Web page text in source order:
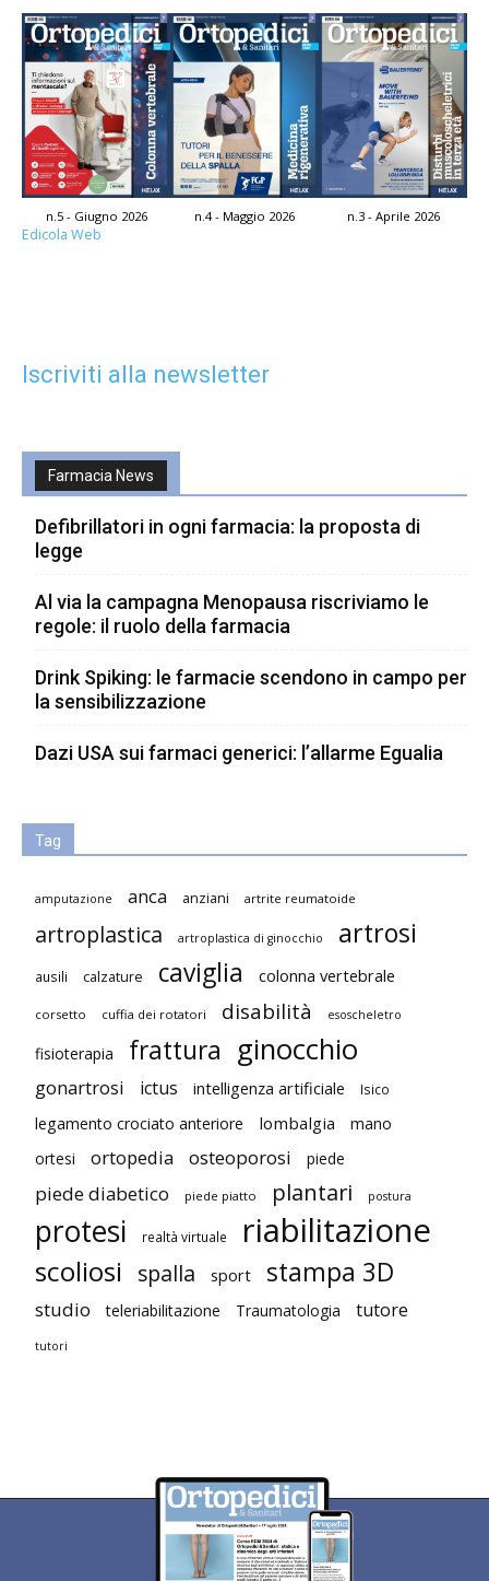
n.5 - Giugno 2026 n.4 - Maggio 2026 n.3 - Aprile 2026
Edicola Web
Iscriviti alla newsletter
Farmacia News
Defibrillatori in ogni farmacia: la proposta di
legge
Al via la campagna Menopausa riscriviamo le
regole: il ruolo della farmacia
Drink Spiking: le farmacie scendono in campo per
la sensibilizzazione
Dazi USA sui farmaci generici: l’allarme Egualia
Tag
amputazione anca anziani artrite reumatoide
artroplastica artroplastica di ginocchio artrosi
ausili calzature caviglia colonna vertebrale
corsetto cuffia dei rotatori disabilità esoscheletro
fisioterapia frattura ginocchio
gonartrosi ictus intelligenza artificiale Isico
legamento crociato anteriore lombalgia
mano
ortesi
ortopedia osteoporosi piede
piede diabetico piede piatto plantari postura
protesi realtà virtuale riabilitazione
scoliosi spalla sport stampa 3D
studio teleriabilitazione Traumatologia tutore
tutori